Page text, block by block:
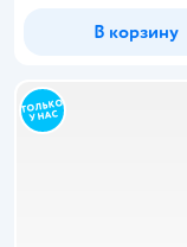
В корзину